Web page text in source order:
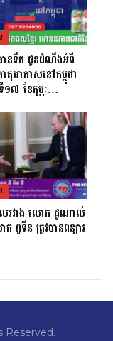
ានទឹក ជូនដំណឹងអំពី
តុអាកាសនៅកម្ពុជា
១៧ ខែកុម្ភៈ…
លរវាង លោក ដូណាល់
ពូទីន ត្រូវបានពន្យារ
Reserved.